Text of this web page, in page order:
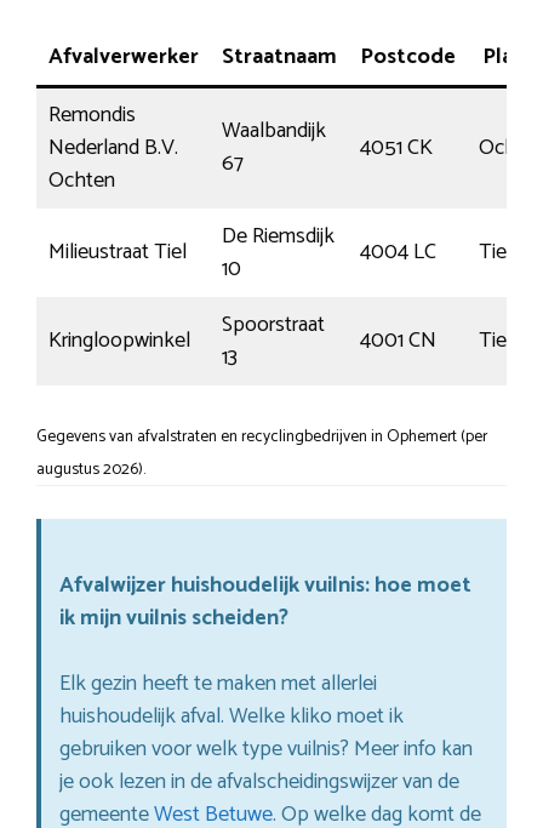
Afvalverwerker Straatnaam Postcode
Plaats
Remondis
Nederland B.V.
Ochten
Waalbandijk
67
4051 CK
Milieustraat Tiel
De Riemsdijk
10
4004 LC Tiel
Kringloopwinkel
Spoorstraat
13
4001 CN Tiel
Gegevens van afvalstraten en recyclingbedrijven in Ophemert (per
augustus 2026).
Afvalwijzer huishoudelijk vuilnis: hoe moet
ik mijn vuilnis scheiden?
Elk gezin heeft te maken met allerlei
huishoudelijk afval. Welke kliko moet ik
gebruiken voor welk type vuilnis? Meer info kan
je ook lezen in de afvalscheidingswijzer van de
gemeenteWest Betuwe. Op welke dag komt de